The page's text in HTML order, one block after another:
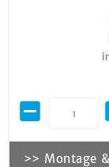
>> Montage